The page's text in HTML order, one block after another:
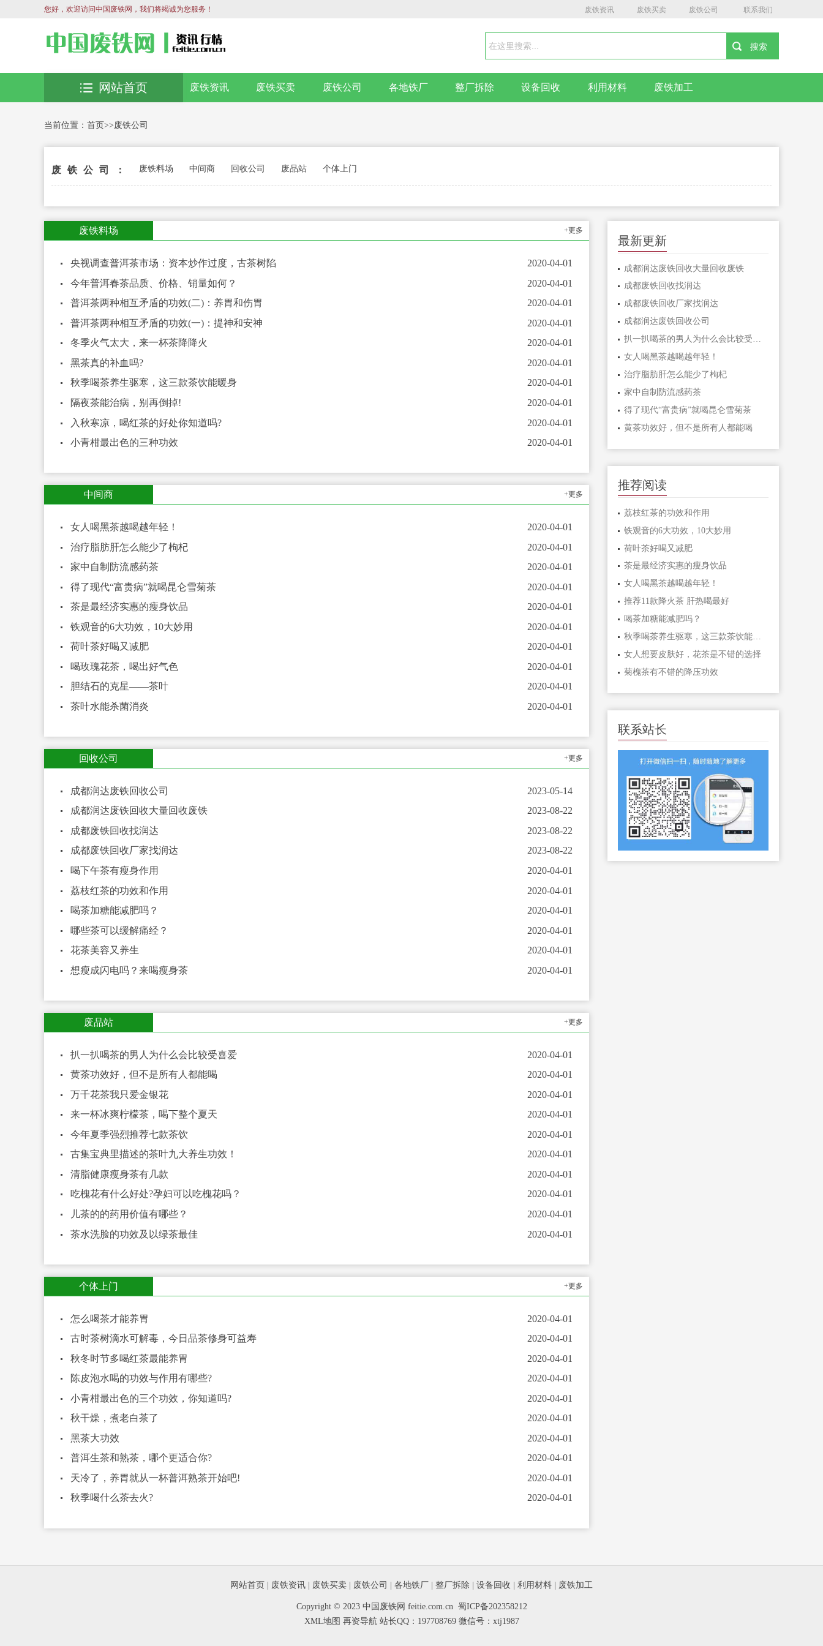
您好，欢迎访问中国废铁网，我们将竭诚为您服务！ 废铁资讯 废铁买卖 废铁公司 联系我们
废铁资讯 废铁买卖 废铁公司 各地铁厂 整厂拆除 设备回收 利用材料 废铁加工
网站首页
当前位置： 首页>>废铁公司
废铁公司： 废铁料场 中间商 回收公司 废品站 个体上门
废铁料场 +更多
央视调查普洱茶市场：资本炒作过度，古茶树陷
2020-04-01
今年普洱春茶品质、价格、销量如何？
2020-04-01
普洱茶两种相互矛盾的功效(二)：养胃和伤胃
2020-04-01
普洱茶两种相互矛盾的功效(一)：提神和安神
2020-04-01
冬季火气太大，来一杯茶降降火
2020-04-01
黑茶真的补血吗?
2020-04-01
秋季喝茶养生驱寒，这三款茶饮能暖身
2020-04-01
隔夜茶能治病，别再倒掉!
2020-04-01
入秋寒凉，喝红茶的好处你知道吗?
2020-04-01
小青柑最出色的三种功效
2020-04-01
中间商 +更多
女人喝黑茶越喝越年轻！
2020-04-01
治疗脂肪肝怎么能少了枸杞
2020-04-01
家中自制防流感药茶
2020-04-01
得了现代“富贵病”就喝昆仑雪菊茶
2020-04-01
茶是最经济实惠的瘦身饮品
2020-04-01
铁观音的6大功效，10大妙用
2020-04-01
荷叶茶好喝又减肥
2020-04-01
喝玫瑰花茶，喝出好气色
2020-04-01
胆结石的克星——茶叶
2020-04-01
茶叶水能杀菌消炎
2020-04-01
回收公司 +更多
成都润达废铁回收公司
2023-05-14
成都润达废铁回收大量回收废铁
2023-08-22
成都废铁回收找润达
2023-08-22
成都废铁回收厂家找润达
2023-08-22
喝下午茶有瘦身作用
2020-04-01
荔枝红茶的功效和作用
2020-04-01
喝茶加糖能减肥吗？
2020-04-01
哪些茶可以缓解痛经？
2020-04-01
花茶美容又养生
2020-04-01
想瘦成闪电吗？来喝瘦身茶
2020-04-01
废品站 +更多
扒一扒喝茶的男人为什么会比较受喜爱
2020-04-01
黄茶功效好，但不是所有人都能喝
2020-04-01
万千花茶我只爱金银花
2020-04-01
来一杯冰爽柠檬茶，喝下整个夏天
2020-04-01
今年夏季强烈推荐七款茶饮
2020-04-01
古集宝典里描述的茶叶九大养生功效！
2020-04-01
清脂健康瘦身茶有几款
2020-04-01
吃槐花有什么好处?孕妇可以吃槐花吗？
2020-04-01
儿茶的的药用价值有哪些？
2020-04-01
茶水洗脸的功效及以绿茶最佳
2020-04-01
个体上门 +更多
怎么喝茶才能养胃
2020-04-01
古时茶树滴水可解毒，今日品茶修身可益寿
2020-04-01
秋冬时节多喝红茶最能养胃
2020-04-01
陈皮泡水喝的功效与作用有哪些?
2020-04-01
小青柑最出色的三个功效，你知道吗?
2020-04-01
秋干燥，煮老白茶了
2020-04-01
黑茶大功效
2020-04-01
普洱生茶和熟茶，哪个更适合你?
2020-04-01
天冷了，养胃就从一杯普洱熟茶开始吧!
2020-04-01
秋季喝什么茶去火?
2020-04-01
最新更新
成都润达废铁回收大量回收废铁
成都废铁回收找润达
成都废铁回收厂家找润达
成都润达废铁回收公司
扒一扒喝茶的男人为什么会比较受喜爱
女人喝黑茶越喝越年轻！
治疗脂肪肝怎么能少了枸杞
家中自制防流感药茶
得了现代“富贵病”就喝昆仑雪菊茶
黄茶功效好，但不是所有人都能喝
推荐阅读
荔枝红茶的功效和作用
铁观音的6大功效，10大妙用
荷叶茶好喝又减肥
茶是最经济实惠的瘦身饮品
女人喝黑茶越喝越年轻！
推荐11款降火茶 肝热喝最好
喝茶加糖能减肥吗？
秋季喝茶养生驱寒，这三款茶饮能暖身
女人想要皮肤好，花茶是不错的选择
菊槐茶有不错的降压功效
联系站长
网站首页 | 废铁资讯 | 废铁买卖 | 废铁公司 | 各地铁厂 | 整厂拆除 | 设备回收 | 利用材料 | 废铁加工
Copyright © 2023 中国废铁网 feitie.com.cn 蜀ICP备202358212
XML地图 再资导航 站长QQ：197708769 微信号：xtj1987